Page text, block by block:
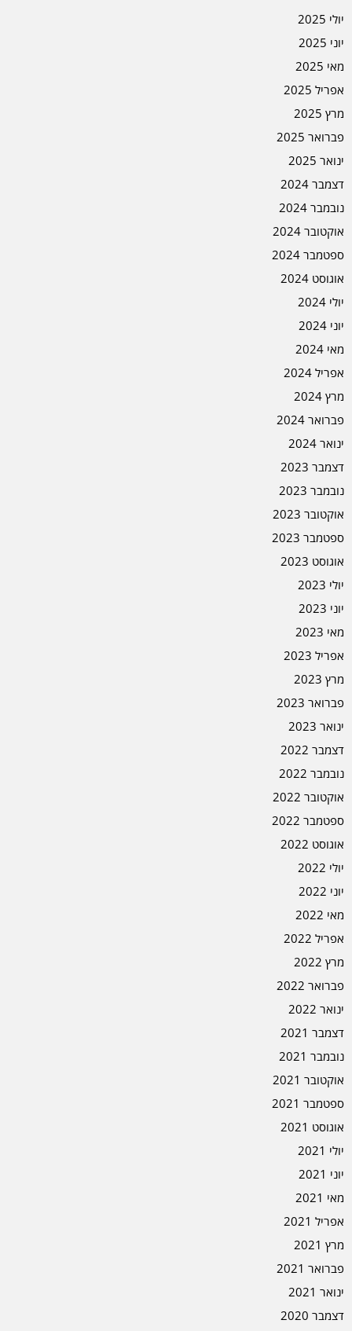
יולי 2025
יוני 2025
מאי 2025
אפריל 2025
מרץ 2025
פברואר 2025
ינואר 2025
דצמבר 2024
נובמבר 2024
אוקטובר 2024
ספטמבר 2024
אוגוסט 2024
יולי 2024
יוני 2024
מאי 2024
אפריל 2024
מרץ 2024
פברואר 2024
ינואר 2024
דצמבר 2023
נובמבר 2023
אוקטובר 2023
ספטמבר 2023
אוגוסט 2023
יולי 2023
יוני 2023
מאי 2023
אפריל 2023
מרץ 2023
פברואר 2023
ינואר 2023
דצמבר 2022
נובמבר 2022
אוקטובר 2022
ספטמבר 2022
אוגוסט 2022
יולי 2022
יוני 2022
מאי 2022
אפריל 2022
מרץ 2022
פברואר 2022
ינואר 2022
דצמבר 2021
נובמבר 2021
אוקטובר 2021
ספטמבר 2021
אוגוסט 2021
יולי 2021
יוני 2021
מאי 2021
אפריל 2021
מרץ 2021
פברואר 2021
ינואר 2021
דצמבר 2020